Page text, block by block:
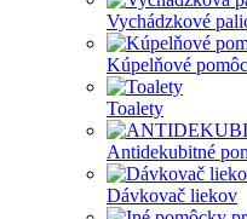
Vychádzkové
Kúpelňové
Toalety
Antidekubitné
Dávkovač liekov